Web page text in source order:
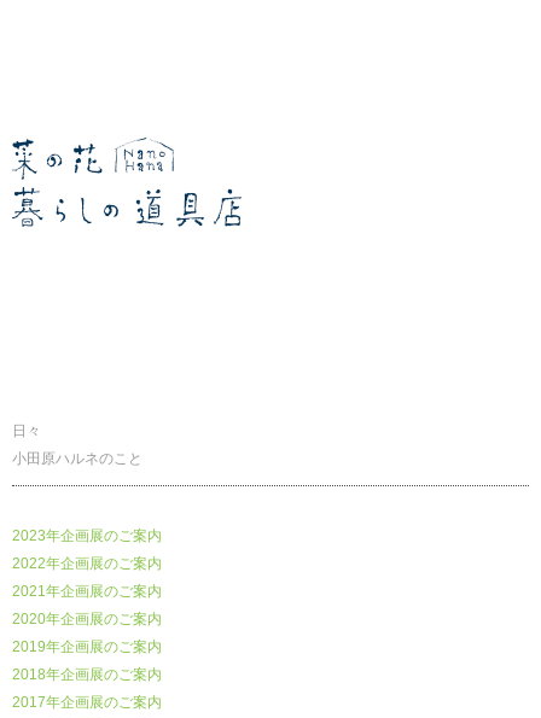
日々
小田原ハルネのこと
2023年企画展のご案内
2022年企画展のご案内
2021年企画展のご案内
2020年企画展のご案内
2019年企画展のご案内
2018年企画展のご案内
2017年企画展のご案内